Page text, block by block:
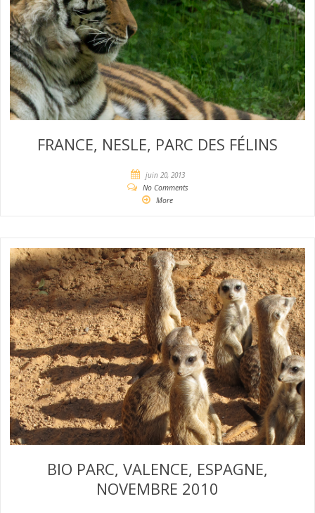
FRANCE, NESLE, PARC DES FÉLINS
juin 20, 2013
No Comments
More
BIO PARC, VALENCE, ESPAGNE,
NOVEMBRE 2010